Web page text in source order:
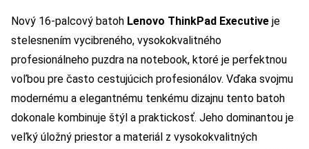
Nový 16-palcový batoh Lenovo ThinkPad Executive je
stelesnením vycibreného, vysokokvalitného
profesionálneho puzdra na notebook, ktoré je perfektnou
voľbou pre často cestujúcich profesionálov. Vďaka svojmu
modernému a elegantnému tenkému dizajnu tento batoh
dokonale kombinuje štýl a praktickosť. Jeho dominantou je
veľký úložný priestor a materiál z vysokokvalitných